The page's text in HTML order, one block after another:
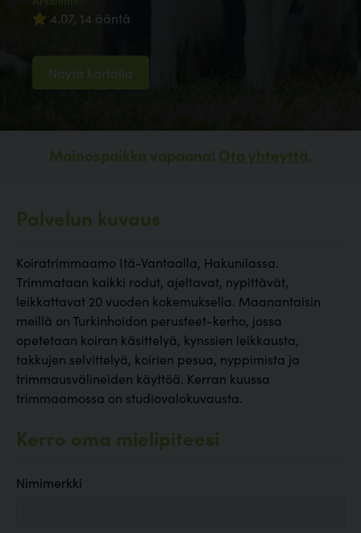
4.07, 14 ääntä
Näytä kartalla
Mainospaikka vapaana! Ota yhteyttä.
Palvelun kuvaus
Koiratrimmaamo Itä-Vantaalla, Hakunilassa.
Trimmataan kaikki rodut, ajeltavat, nypittävät,
leikkattavat 20 vuoden kokemuksella. Maanantaisin
meillä on Turkinhoidon perusteet-kerho, jossa
opetetaan koiran käsittelyä, kynssien leikkausta,
takkujen selvittelyä, koirien pesua, nyppimista ja
trimmausvälineiden käyttöä. Kerran kuussa
trimmaamossa on studiovalokuvausta.
Kerro oma mielipiteesi
Nimimerkki